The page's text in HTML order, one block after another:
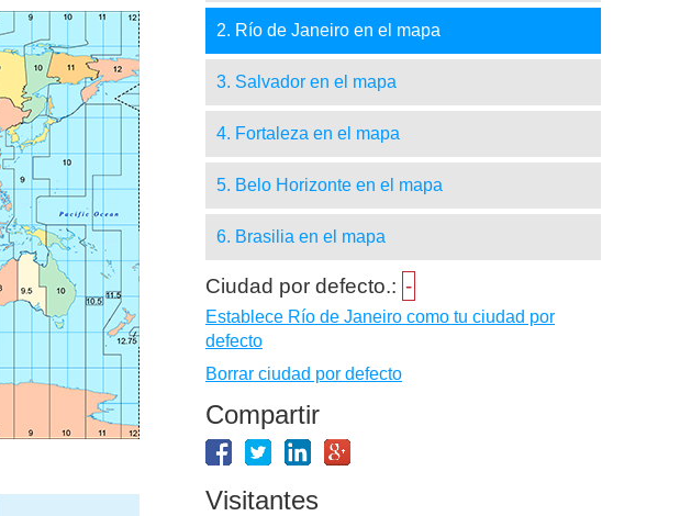
2. Río de Janeiro en el mapa
3. Salvador en el mapa
4. Fortaleza en el mapa
5. Belo Horizonte en el mapa
6. Brasilia en el mapa
Ciudad por defecto.: -
Establece Río de Janeiro como tu ciudad por
defecto
Borrar ciudad por defecto
Compartir
Visitantes